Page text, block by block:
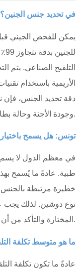
ما مدى دقة اختبار PGT في تحديد جنس الجنين؟
يمكن للفحص الجيني
التلقيح الصناعي. يتم
الأريمية باستخدام
دقة تحديد الجنس، فإن
وجودة الأجنة وحالة بطانة الرحم.
تونس: هل يسمح
في معظم الدول لا يسمح
طبية. عادةً ما يُسمح
خطيرة مرتبطة بالجنس
نوع دوشين. لذلك يجب
المختارة والتأكد من أن الإجراء مسموح به فقط لأسباب طبية.
ما هو متوسط تكلفة
عادةً ما تكون تكلفة